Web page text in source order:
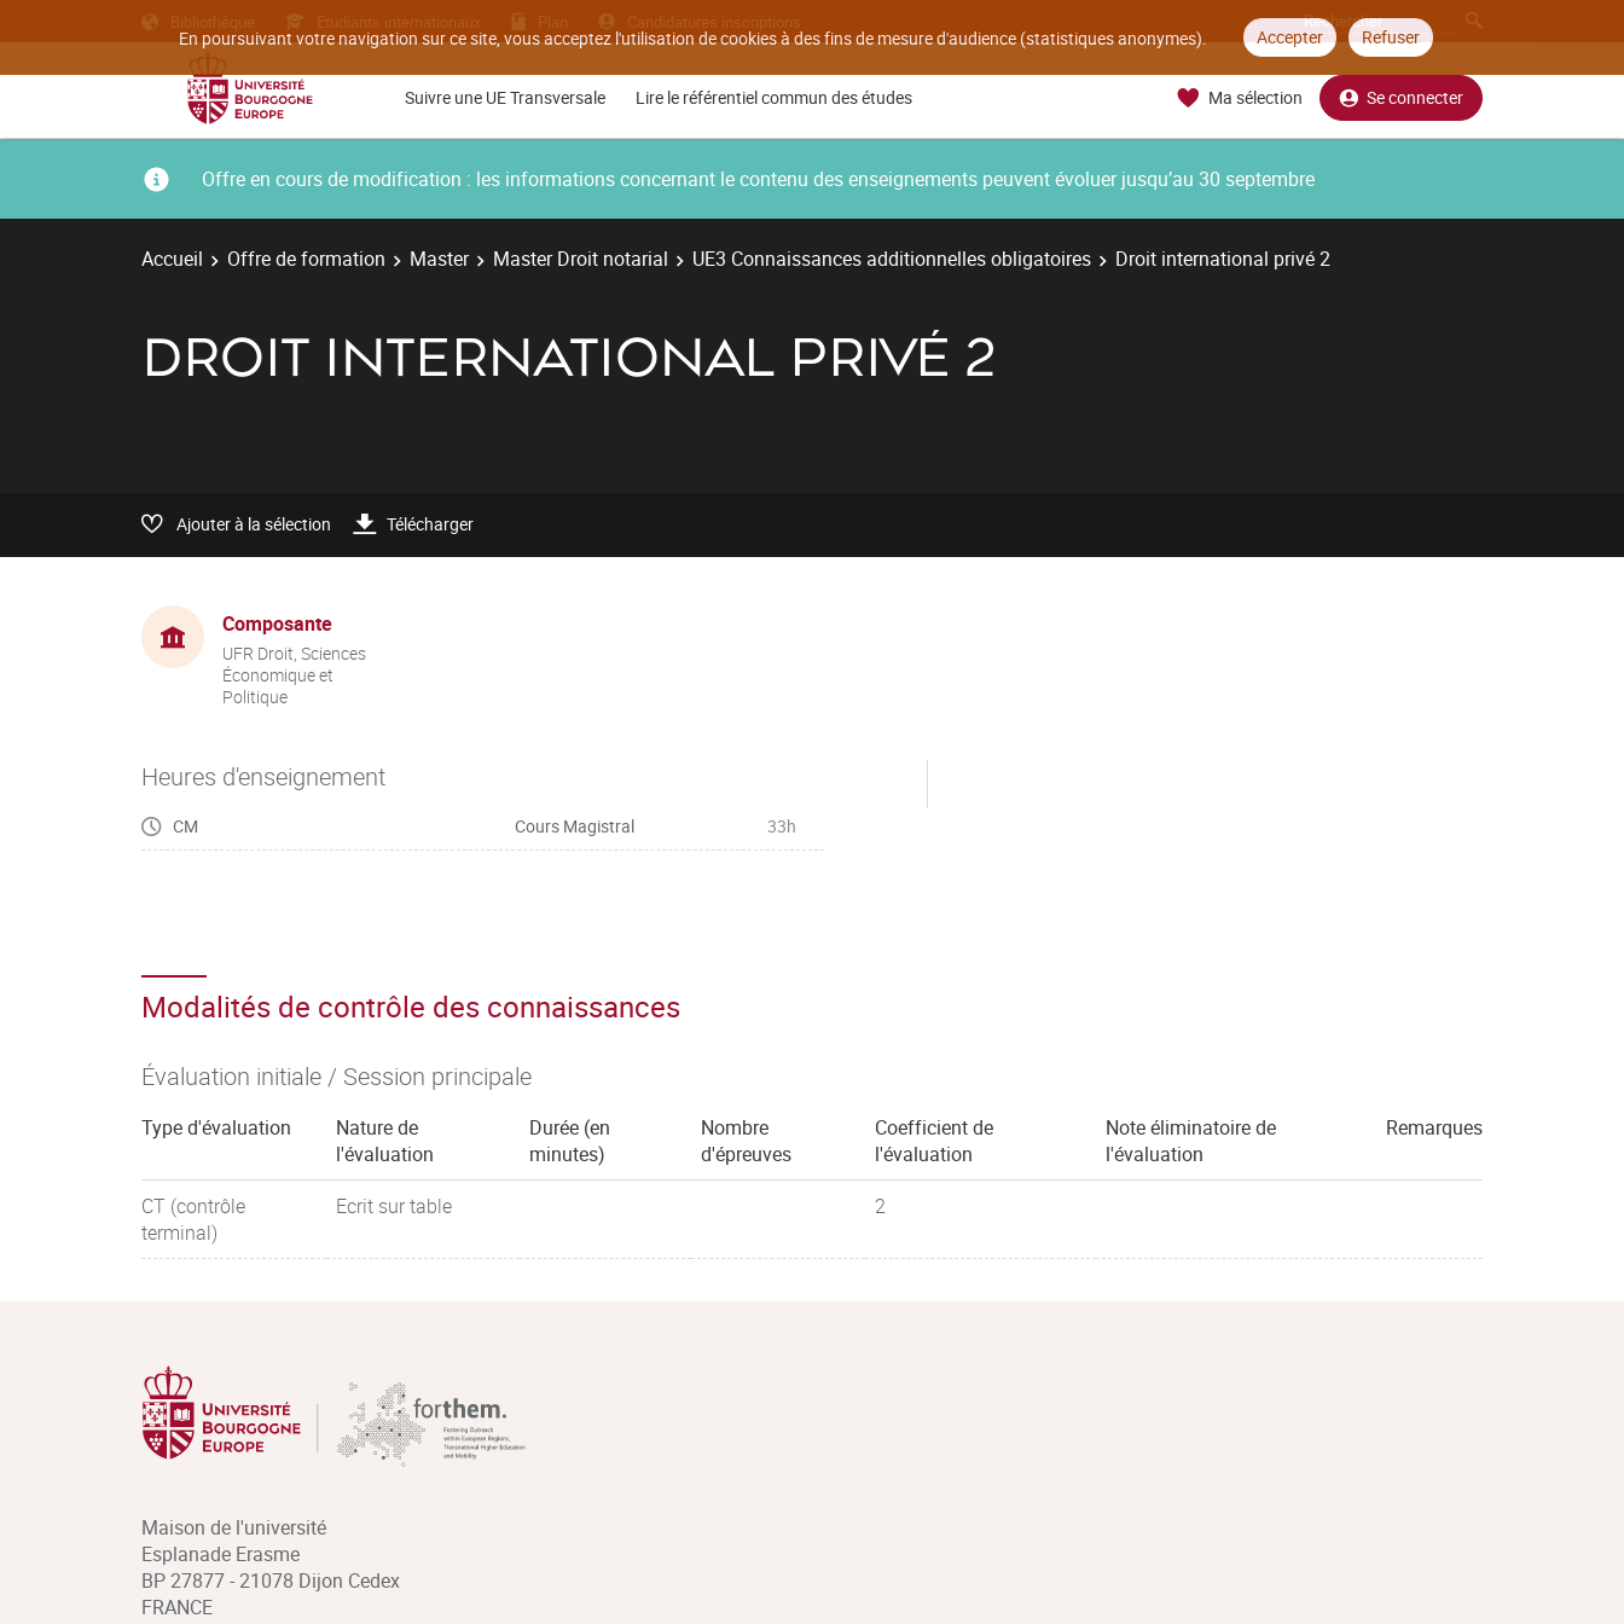
En poursuivant votre navigation sur ce site, vous acceptez l'utilisation de cookies à des fins de mesure d'audience (statistiques anonymes). Accepter Refuser
Bibliothèque Etudiants internationaux Plan Candidatures inscriptions
Suivre une UE Transversale Lire le référentiel commun des études Ma sélection Se connecter
Offre en cours de modification : les informations concernant le contenu des enseignements peuvent évoluer jusqu’au 30 septembre
Accueil Offre de formation Master Master Droit notarial UE3 Connaissances additionnelles obligatoires Droit international privé 2
DROIT INTERNATIONAL PRIVÉ 2
Ajouter à la sélection Télécharger
Composante
UFR Droit, Sciences
Économique et
Politique
Heures d'enseignement
CM Cours Magistral 33h
Modalités de contrôle des connaissances
Évaluation initiale / Session principale
Type d'évaluation
Nature de
l'évaluation
Durée (en
minutes)
Nombre
d'épreuves
Coefficient de
l'évaluation
Note éliminatoire de
l'évaluation
Remarques
CT (contrôle
terminal)
Ecrit sur table 2
Maison de l'université
Esplanade Erasme
BP 27877 - 21078 Dijon Cedex
FRANCE